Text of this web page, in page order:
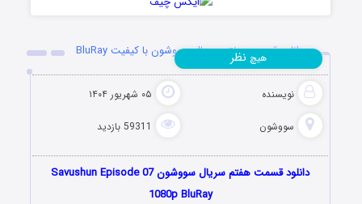
دانلود قسمت هفتم سریال سووشون با کیفیت BluRay
نویسنده ۰۵ شهریور ۱۴۰۴
سووشون 59311 بازدید
هیچ نظر
دانلود قسمت هفتم سریال سووشون ‏Savushun Episode 07
1080p BluRay